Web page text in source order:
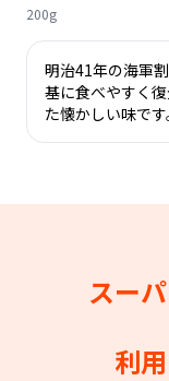
200g
明治41年の海軍
基に食べやすく
た懐かしい味です
スー
利